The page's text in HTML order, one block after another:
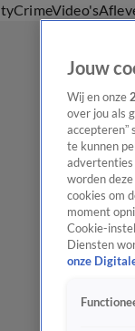
CrimeVideo's
Jouw
Wij en onze
over jou als
accepteren”
te kunnen
advertenties
worden
cookies om
moment
Cookie-
Diensten
onze